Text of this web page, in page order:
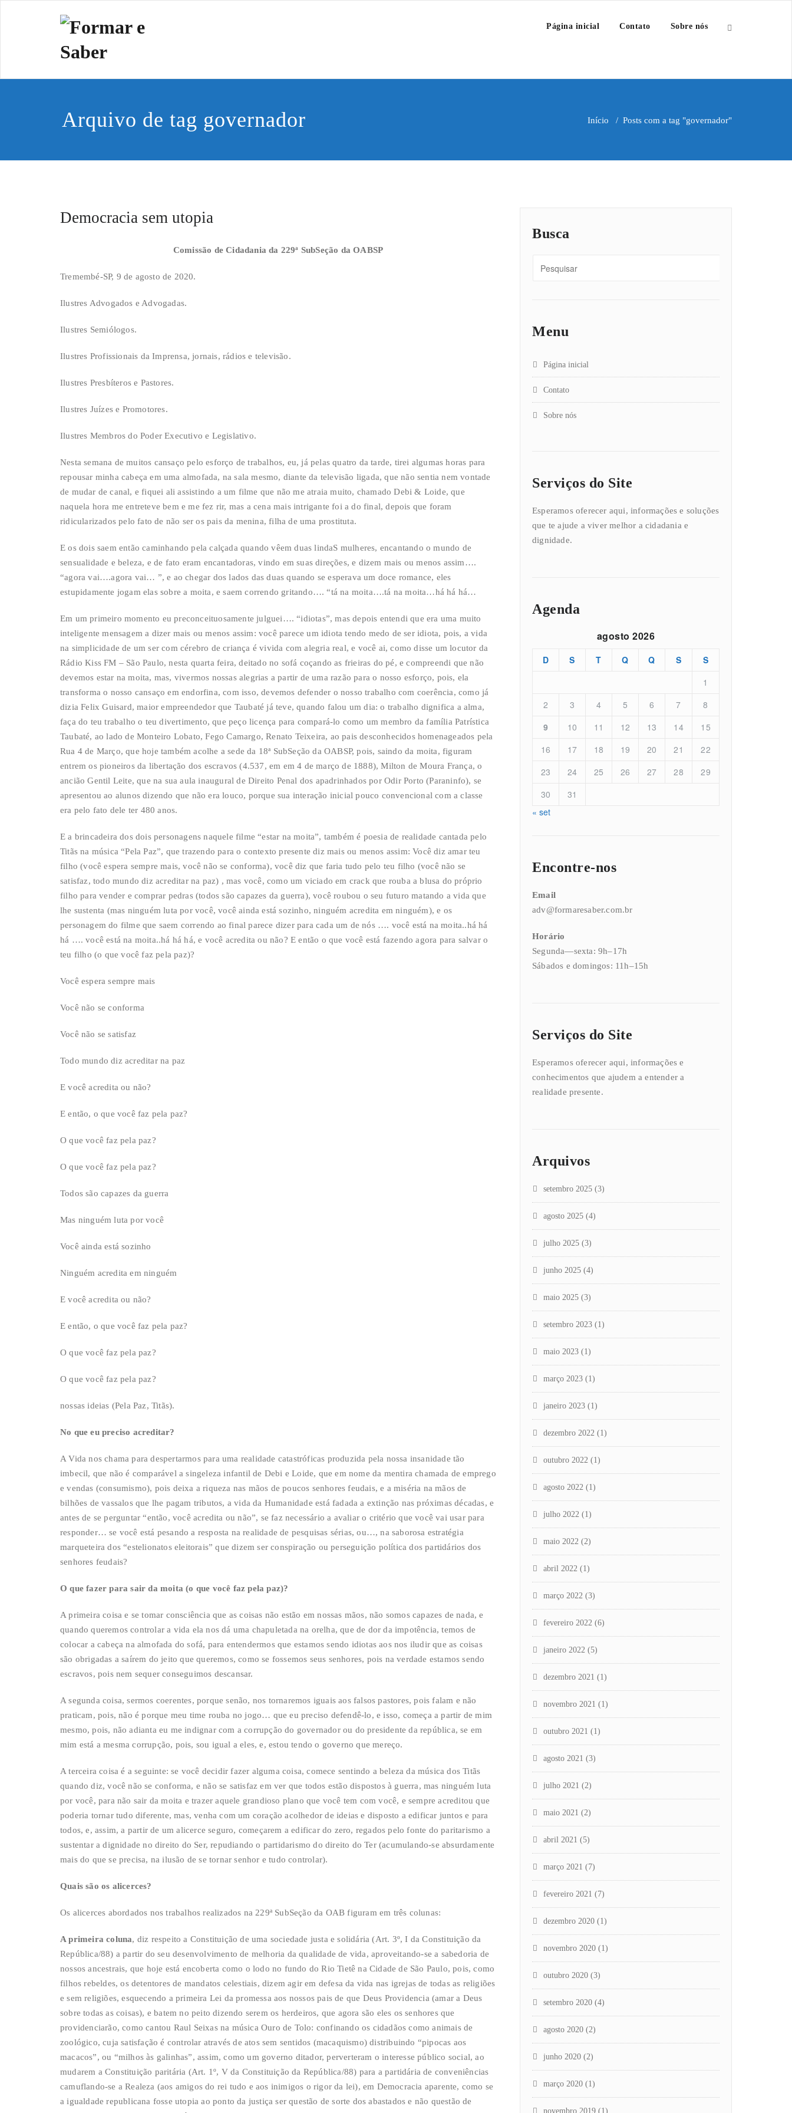
Página inicial Contato Sobre nós
Arquivo de tag governador Início / Posts com a tag "governador"
Democracia sem utopia
Comissão de Cidadania da 229ª SubSeção da OABSP
Tremembé-SP, 9 de agosto de 2020.
Ilustres Advogados e Advogadas.
Ilustres Semiólogos.
Ilustres Profissionais da Imprensa, jornais, rádios e televisão.
Ilustres Presbíteros e Pastores.
Ilustres Juízes e Promotores.
Ilustres Membros do Poder Executivo e Legislativo.
Nesta semana de muitos cansaço pelo esforço de trabalhos, eu, já pelas quatro da tarde, tirei algumas horas para
repousar minha cabeça em uma almofada, na sala mesmo, diante da televisão ligada, que não sentia nem vontade
de mudar de canal, e fiquei ali assistindo a um filme que não me atraia muito, chamado Debi & Loide, que
naquela hora me entreteve bem e me fez rir, mas a cena mais intrigante foi a do final, depois que foram
ridicularizados pelo fato de não ser os pais da menina, filha de uma prostituta.
E os dois saem então caminhando pela calçada quando vêem duas lindaS mulheres, encantando o mundo de
sensualidade e beleza, e de fato eram encantadoras, vindo em suas direções, e dizem mais ou menos assim….
“agora vai….agora vai… ”, e ao chegar dos lados das duas quando se esperava um doce romance, eles
estupidamente jogam elas sobre a moita, e saem correndo gritando…. “tá na moita….tá na moita…há há há…
Em um primeiro momento eu preconceituosamente julguei…. “idiotas”, mas depois entendi que era uma muito
inteligente mensagem a dizer mais ou menos assim: você parece um idiota tendo medo de ser idiota, pois, a vida
na simplicidade de um ser com cérebro de criança é vivida com alegria real, e você ai, como disse um locutor da
Rádio Kiss FM – São Paulo, nesta quarta feira, deitado no sofá coçando as frieiras do pé, e compreendi que não
devemos estar na moita, mas, vivermos nossas alegrias a partir de uma razão para o nosso esforço, pois, ela
transforma o nosso cansaço em endorfina, com isso, devemos defender o nosso trabalho com coerência, como já
dizia Felix Guisard, maior empreendedor que Taubaté já teve, quando falou um dia: o trabalho dignifica a alma,
faça do teu trabalho o teu divertimento, que peço licença para compará-lo como um membro da família Patrística
Taubaté, ao lado de Monteiro Lobato, Fego Camargo, Renato Teixeira, ao pais desconhecidos homenageados pela
Rua 4 de Março, que hoje também acolhe a sede da 18ª SubSeção da OABSP, pois, saindo da moita, figuram
entrem os pioneiros da libertação dos escravos (4.537, em em 4 de março de 1888), Milton de Moura França, o
ancião Gentil Leite, que na sua aula inaugural de Direito Penal dos apadrinhados por Odir Porto (Paraninfo), se
apresentou ao alunos dizendo que não era louco, porque sua interação inicial pouco convencional com a classe
era pelo fato dele ter 480 anos.
E a brincadeira dos dois personagens naquele filme “estar na moita”, também é poesia de realidade cantada pelo
Titãs na música “Pela Paz”, que trazendo para o contexto presente diz mais ou menos assim: Você diz amar teu
filho (você espera sempre mais, você não se conforma), você diz que faria tudo pelo teu filho (você não se
satisfaz, todo mundo diz acreditar na paz) , mas você, como um viciado em crack que rouba a blusa do próprio
filho para vender e comprar pedras (todos são capazes da guerra), você roubou o seu futuro matando a vida que
lhe sustenta (mas ninguém luta por você, você ainda está sozinho, ninguém acredita em ninguém), e os
personagem do filme que saem correndo ao final parece dizer para cada um de nós …. você está na moita..há há
há …. você está na moita..há há há, e você acredita ou não? E então o que você está fazendo agora para salvar o
teu filho (o que você faz pela paz)?
Você espera sempre mais
Você não se conforma
Você não se satisfaz
Todo mundo diz acreditar na paz
E você acredita ou não?
E então, o que você faz pela paz?
O que você faz pela paz?
O que você faz pela paz?
Todos são capazes da guerra
Mas ninguém luta por você
Você ainda está sozinho
Ninguém acredita em ninguém
E você acredita ou não?
E então, o que você faz pela paz?
O que você faz pela paz?
O que você faz pela paz?
nossas ideias (Pela Paz, Titãs).
No que eu preciso acreditar?
A Vida nos chama para despertarmos para uma realidade catastróficas produzida pela nossa insanidade tão
imbecil, que não é comparável a singeleza infantil de Debi e Loide, que em nome da mentira chamada de emprego
e vendas (consumismo), pois deixa a riqueza nas mãos de poucos senhores feudais, e a miséria na mãos de
bilhões de vassalos que lhe pagam tributos, a vida da Humanidade está fadada a extinção nas próximas décadas, e
antes de se perguntar “então, você acredita ou não”, se faz necessário a avaliar o critério que você vai usar para
responder… se você está pesando a resposta na realidade de pesquisas sérias, ou…, na saborosa estratégia
marqueteira dos “estelionatos eleitorais” que dizem ser conspiração ou perseguição política dos partidários dos
senhores feudais?
O que fazer para sair da moita (o que você faz pela paz)?
A primeira coisa e se tomar consciência que as coisas não estão em nossas mãos, não somos capazes de nada, e
quando queremos controlar a vida ela nos dá uma chapuletada na orelha, que de dor da impotência, temos de
colocar a cabeça na almofada do sofá, para entendermos que estamos sendo idiotas aos nos iludir que as coisas
são obrigadas a saírem do jeito que queremos, como se fossemos seus senhores, pois na verdade estamos sendo
escravos, pois nem sequer conseguimos descansar.
A segunda coisa, sermos coerentes, porque senão, nos tornaremos iguais aos falsos pastores, pois falam e não
praticam, pois, não é porque meu time rouba no jogo… que eu preciso defendê-lo, e isso, começa a partir de mim
mesmo, pois, não adianta eu me indignar com a corrupção do governador ou do presidente da república, se em
mim está a mesma corrupção, pois, sou igual a eles, e, estou tendo o governo que mereço.
A terceira coisa é a seguinte: se você decidir fazer alguma coisa, comece sentindo a beleza da música dos Titãs
quando diz, você não se conforma, e não se satisfaz em ver que todos estão dispostos à guerra, mas ninguém luta
por você, para não sair da moita e trazer aquele grandioso plano que você tem com você, e sempre acreditou que
poderia tornar tudo diferente, mas, venha com um coração acolhedor de ideias e disposto a edificar juntos e para
todos, e, assim, a partir de um alicerce seguro, começarem a edificar do zero, regados pelo fonte do paritarismo a
sustentar a dignidade no direito do Ser, repudiando o partidarismo do direito do Ter (acumulando-se absurdamente
mais do que se precisa, na ilusão de se tornar senhor e tudo controlar).
Quais são os alicerces?
Os alicerces abordados nos trabalhos realizados na 229ª SubSeção da OAB figuram em três colunas:
A primeira coluna, diz respeito a Constituição de uma sociedade justa e solidária (Art. 3º, I da Constituição da
República/88) a partir do seu desenvolvimento de melhoria da qualidade de vida, aproveitando-se a sabedoria de
nossos ancestrais, que hoje está encoberta como o lodo no fundo do Rio Tietê na Cidade de São Paulo, pois, como
filhos rebeldes, os detentores de mandatos celestiais, dizem agir em defesa da vida nas igrejas de todas as religiões
e sem religiões, esquecendo a primeira Lei da promessa aos nossos pais de que Deus Providencia (amar a Deus
sobre todas as coisas), e batem no peito dizendo serem os herdeiros, que agora são eles os senhores que
providenciarão, como cantou Raul Seixas na música Ouro de Tolo: confinando os cidadãos como animais de
zoológico, cuja satisfação é controlar através de atos sem sentidos (macaquismo) distribuindo “pipocas aos
macacos”, ou “milhos às galinhas”, assim, como um governo ditador, perverteram o interesse público social, ao
mudarem a Constituição paritária (Art. 1º, V da Constituição da República/88) para a partidária de conveniências
camuflando-se a Realeza (aos amigos do rei tudo e aos inimigos o rigor da lei), em Democracia aparente, como se
a igualdade republicana fosse utopia ao ponto da justiça ser questão de sorte dos abastados e não questão de
Busca
Menu
Página inicial
Contato
Sobre nós
Serviços do Site
Esperamos oferecer aqui, informações e soluções
que te ajude a viver melhor a cidadania e
dignidade.
Agenda
agosto 2026
D S T Q Q S
S
1
2
3 4 5 6 7
8
9
10 11 12 13 14
15
16
17 18 19 20 21
22
23
24 25 26 27 28
29
30
31
« set
Encontre-nos
Email
adv@formaresaber.com.br
Horário
Segunda—sexta: 9h–17h
Sábados e domingos: 11h–15h
Serviços do Site
Esperamos oferecer aqui, informações e
conhecimentos que ajudem a entender a
realidade presente.
Arquivos
setembro 2025 (3)
agosto 2025 (4)
julho 2025 (3)
junho 2025 (4)
maio 2025 (3)
setembro 2023 (1)
maio 2023 (1)
março 2023 (1)
janeiro 2023 (1)
dezembro 2022 (1)
outubro 2022 (1)
agosto 2022 (1)
julho 2022 (1)
maio 2022 (2)
abril 2022 (1)
março 2022 (3)
fevereiro 2022 (6)
janeiro 2022 (5)
dezembro 2021 (1)
novembro 2021 (1)
outubro 2021 (1)
agosto 2021 (3)
julho 2021 (2)
maio 2021 (2)
abril 2021 (5)
março 2021 (7)
fevereiro 2021 (7)
dezembro 2020 (1)
novembro 2020 (1)
outubro 2020 (3)
setembro 2020 (4)
agosto 2020 (2)
junho 2020 (2)
março 2020 (1)
novembro 2019 (1)